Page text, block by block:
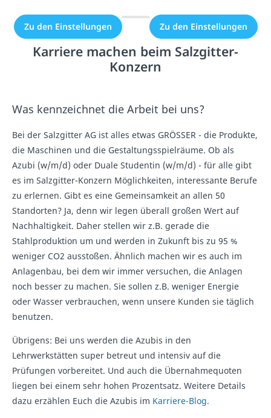
Zu den Einstellungen Zu den Einstellungen
Karriere machen beim Salzgitter-
Konzern
Was kennzeichnet die Arbeit bei uns?
Bei der Salzgitter AG ist alles etwas GRÖSSER - die Produkte,
die Maschinen und die Gestaltungsspielräume. Ob als
Azubi (w/m/d) oder Duale Studentin (w/m/d) - für alle gibt
es im Salzgitter-Konzern Möglichkeiten, interessante Berufe
zu erlernen. Gibt es eine Gemeinsamkeit an allen 50
Standorten? Ja, denn wir legen überall großen Wert auf
Nachhaltigkeit. Daher stellen wir z.B. gerade die
Stahlproduktion um und werden in Zukunft bis zu 95 %
weniger CO2 ausstoßen. Ähnlich machen wir es auch im
Anlagenbau, bei dem wir immer versuchen, die Anlagen
noch besser zu machen. Sie sollen z.B. weniger Energie
oder Wasser verbrauchen, wenn unsere Kunden sie täglich
benutzen.
Übrigens: Bei uns werden die Azubis in den
Lehrwerkstätten super betreut und intensiv auf die
Prüfungen vorbereitet. Und auch die Übernahmequoten
liegen bei einem sehr hohen Prozentsatz. Weitere Details
dazu erzählen Euch die Azubis im Karriere-Blog.